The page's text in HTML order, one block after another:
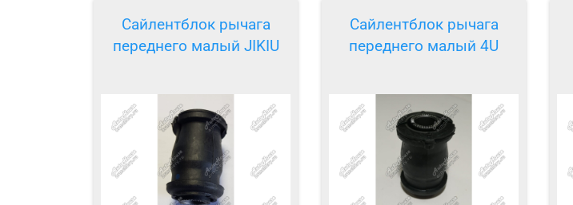
Сайлентблок рычага
переднего малый JIKIU
Сайлентблок рычага
переднего малый 4U